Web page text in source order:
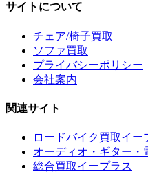
サイトについて
チェア/椅子買取
ソファ買取
プライバシーポリシー
会社案内
関連サイト
ロードバイク買取イー
オーディオ・ギター・
総合買取イープラス